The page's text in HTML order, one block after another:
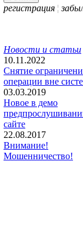
регистрация ¦
Новости и статьи
10.11.2022
Снятие
операции вне
03.03.2019
Новое в демо
сайте
22.08.2017
Внимание!
Мошенничество!